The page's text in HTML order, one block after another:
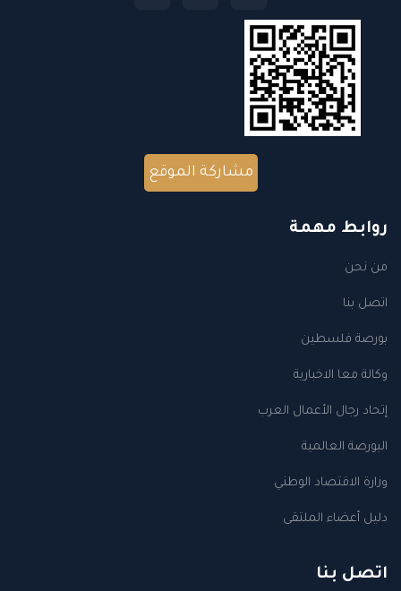
مشاركة الموقع
روابط مهمة
من نحن
اتصل بنا
بورصة فلسطين
وكالة معا الاخبارية
إتحاد رجال الأعمال العرب
البورصة العالمية
وزارة الاقتصاد الوطني
دليل أعضاء الملتقى
اتصل بنا